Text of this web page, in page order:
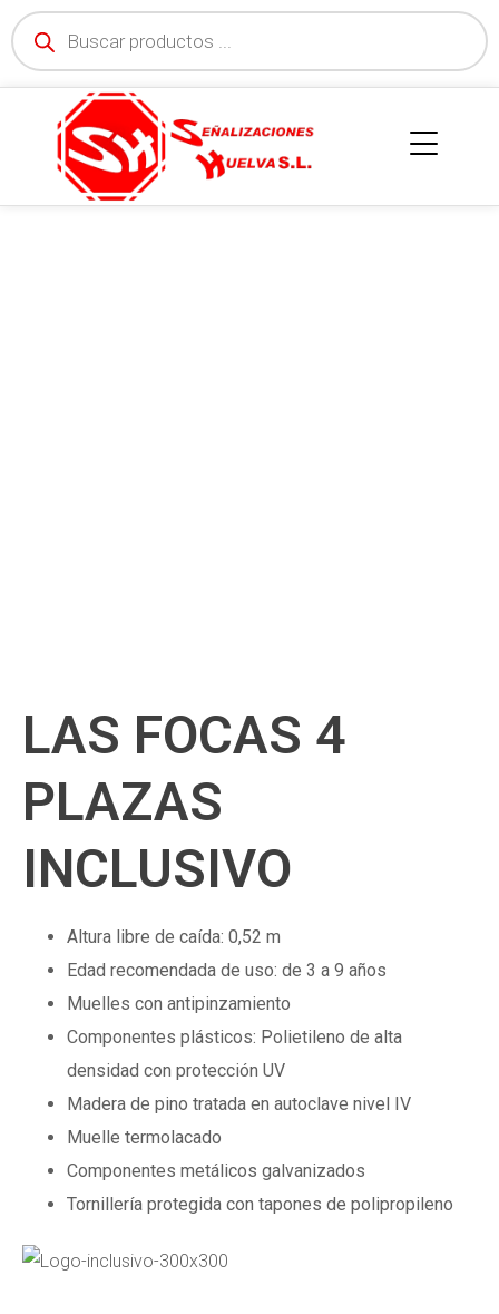
LAS FOCAS 4
PLAZAS
INCLUSIVO
Altura libre de caída: 0,52 m
Edad recomendada de uso: de 3 a 9 años
Muelles con antipinzamiento
Componentes plásticos: Polietileno de alta
densidad con protección UV
Madera de pino tratada en autoclave nivel IV
Muelle termolacado
Componentes metálicos galvanizados
Tornillería protegida con tapones de polipropileno